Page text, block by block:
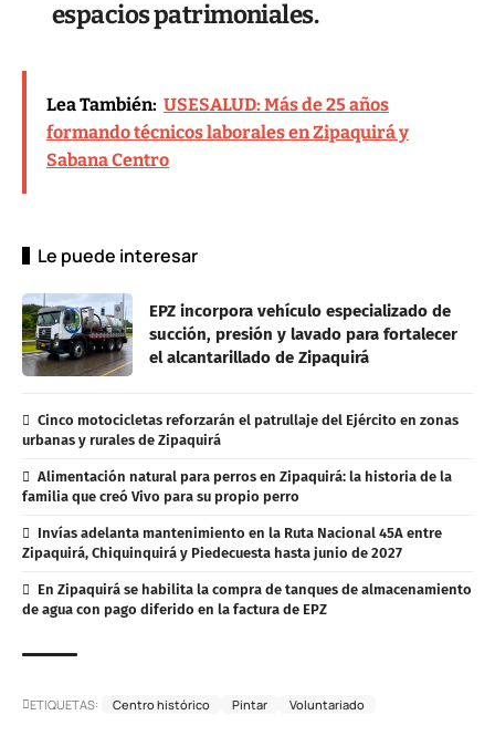
espacios patrimoniales.
Lea También: USESALUD: Más de 25 años
formando técnicos laborales en Zipaquirá y
Sabana Centro
Le puede interesar
EPZ incorpora vehículo especializado de
succión, presión y lavado para fortalecer
el alcantarillado de Zipaquirá
Cinco motocicletas reforzarán el patrullaje del Ejército en zonas
urbanas y rurales de Zipaquirá
Alimentación natural para perros en Zipaquirá: la historia de la
familia que creó Vivo para su propio perro
Invías adelanta mantenimiento en la Ruta Nacional 45A entre
Zipaquirá, Chiquinquirá y Piedecuesta hasta junio de 2027
En Zipaquirá se habilita la compra de tanques de almacenamiento
de agua con pago diferido en la factura de EPZ
ETIQUETAS: Centro histórico Pintar Voluntariado